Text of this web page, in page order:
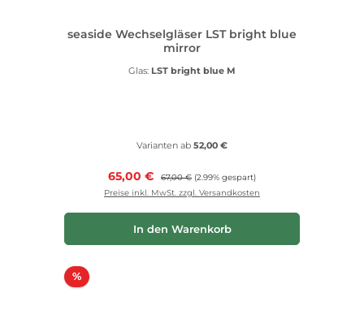
seaside Wechselgläser LST bright blue
mirror
Glas: LST bright blue M
Varianten ab 52,00 €
Verkaufspreis:
65,00 € Regulärer Preis:
67,00 € (2.99% gespart)
Preise inkl. MwSt. zzgl. Versandkosten
In den Warenkorb
%Rabatt